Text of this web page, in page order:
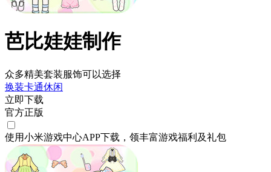
芭比娃娃制作
众多精美套装服饰可以选择
换装卡通休闲
立即下载
官方正版
使用小米游戏中心APP下载 ，领丰富游戏福利 及礼包